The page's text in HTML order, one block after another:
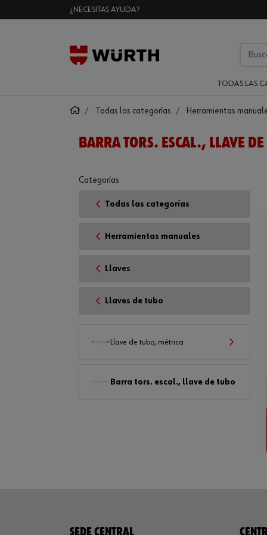
¿NECESITAS AYUDA?
TODAS LAS
Todas las categorías Herramientas
BARRA TORS. ESCAL., LLAVE
Categorías
Todas las categorías
Herramientas manuales
Llaves
Llaves de tubo
Llave de tubo, métrica
Barra tors. escal., llave de tubo
SEDE CENTRAL